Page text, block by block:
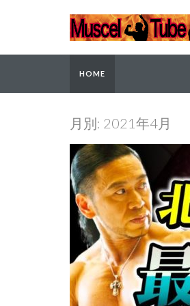
HOME
月別: 2021年4月